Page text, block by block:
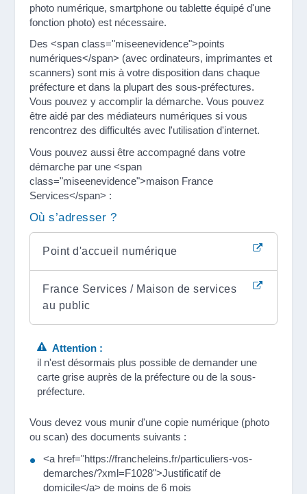
photo numérique, smartphone ou tablette équipé d'une
fonction photo) est nécessaire.
Des <span class="miseenevidence">points
numériques</span> (avec ordinateurs, imprimantes et
scanners) sont mis à votre disposition dans chaque
préfecture et dans la plupart des sous-préfectures.
Vous pouvez y accomplir la démarche. Vous pouvez
être aidé par des médiateurs numériques si vous
rencontrez des difficultés avec l'utilisation d'internet.
Vous pouvez aussi être accompagné dans votre
démarche par une <span
class="miseenevidence">maison France
Services</span> :
Où s’adresser ?
Point d'accueil numérique
France Services / Maison de services
au public
Attention :
il n'est désormais plus possible de demander une
carte grise auprès de la préfecture ou de la sous-
préfecture.
Vous devez vous munir d'une copie numérique (photo
ou scan) des documents suivants :
<a href="https://francheleins.fr/particuliers-vos-
demarches/?xml=F1028">Justificatif de
domicile</a> de moins de 6 mois